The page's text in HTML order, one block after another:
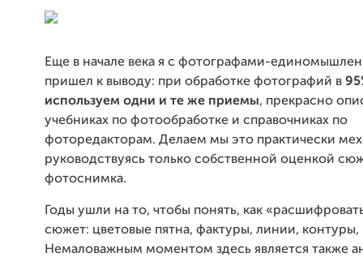
Еще в начале века я с фотографами-
пришел к выводу: при обработке фотографий в
используем одни и те же приемы, прекрасно
учебниках по фотообработке и справочниках по
фоторедакторам. Делаем мы это практически
руководствуясь только собственной оценкой
фотоснимка.
Годы ушли на то, чтобы понять, как
сюжет: цветовые пятна, фактуры, линии,
Немаловажным моментом здесь является также